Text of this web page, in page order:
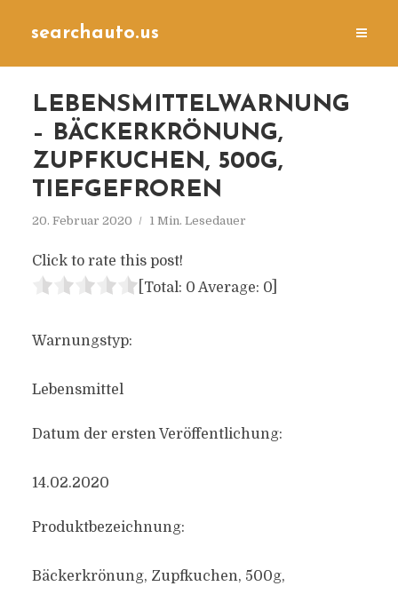
searchauto.us
LEBENSMITTELWARNUNG
– BÄCKERKRÖNUNG,
ZUPFKUCHEN, 500G,
TIEFGEFROREN
20. Februar 2020 1 Min. Lesedauer
Click to rate this post!
[Total: 0 Average: 0]
Warnungstyp:
Lebensmittel
Datum der ersten Veröffentlichung:
14.02.2020
Produktbezeichnung:
Bäckerkrönung, Zupfkuchen, 500g,